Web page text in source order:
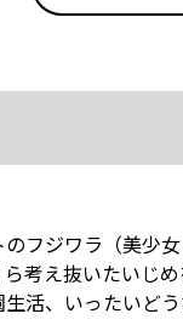
フジワラ（美少
考え抜いたいじ
活、いったいど